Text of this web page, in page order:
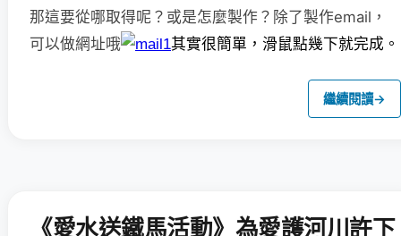
那這要從哪取得呢？或是怎麼製作？除了製作email，
可以做網址哦
其實很簡單，滑鼠點幾下就完成。
繼續閱讀→
《愛水送鐵馬活動》為愛護河川許下